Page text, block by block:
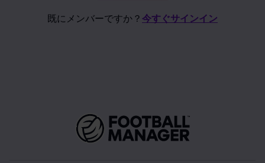
既にメンバーですか？ 今すぐサインイン